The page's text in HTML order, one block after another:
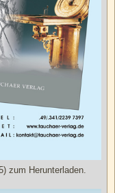
zum Herunterladen.